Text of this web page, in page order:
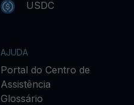
USDC
AJUDA
Portal do Centro de
Assistência
Glossário